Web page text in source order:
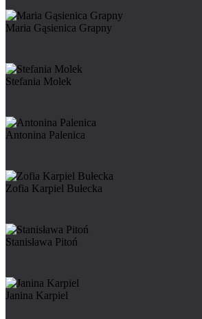
Maria Gąsienica Grapny
Stefania Molek
Antonina Palenica
Zofia Karpiel Bułecka
Stanisława Pitoń
Janina Karpiel